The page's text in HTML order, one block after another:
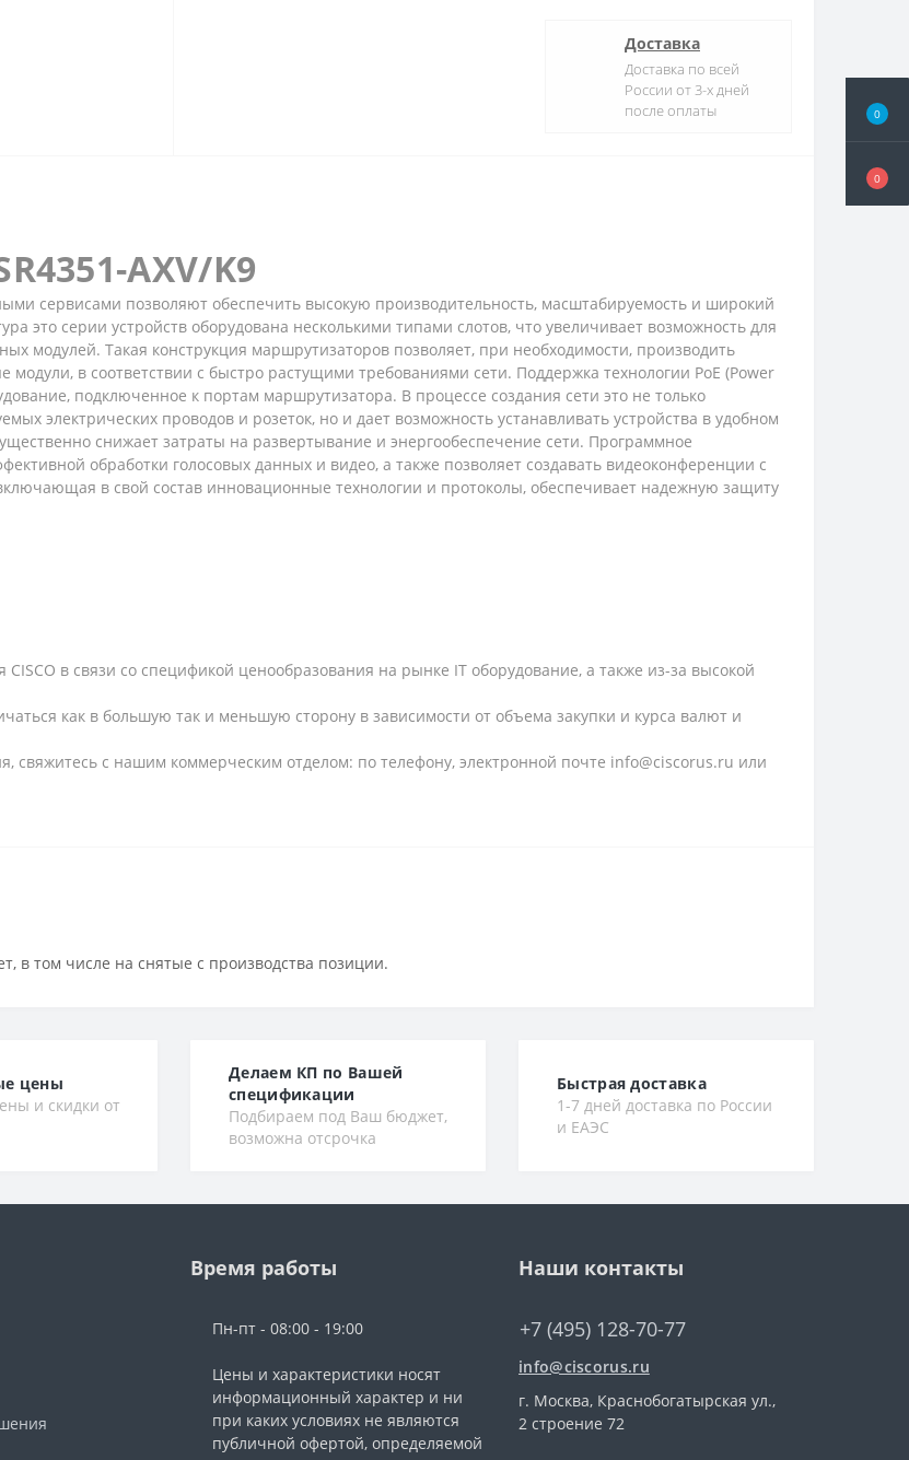
0
0
Доставка
Доставка по всей
России от 3-х дней
после оплаты
AXV/K9
сервисами позволяют обеспечить высокую производительность, масштабируемость и широкий
это серии устройств оборудована несколькими типами слотов, что увеличивает возможность для
модулей. Такая конструкция маршрутизаторов позволяет, при необходимости, производить
в соответствии с быстро растущими требованиями сети. Поддержка технологии PoE (Power
подключенное к портам маршрутизатора. В процессе создания сети это не только
электрических проводов и розеток, но и дает возможность устанавливать устройства в удобном
снижает затраты на развертывание и энергообеспечение сети. Программное
обработки голосовых данных и видео, а также позволяет создавать видеоконференции с
в свой состав инновационные технологии и протоколы, обеспечивает надежную защиту
в связи со спецификой ценообразования на рынке IT оборудование, а также из-за высокой
как в большую так и меньшую сторону в зависимости от объема закупки и курса валют и
свяжитесь с нашим коммерческим отделом: по телефону, электронной почте info@ciscorus.ru или
в том числе на снятые с производства позиции.
цены
и скидки от
Делаем КП по Вашей
спецификации
Подбираем под Ваш бюджет,
возможна отсрочка
Быстрая доставка
1-7 дней доставка по России
и ЕАЭС
Время работы
Пн-пт - 08:00 - 19:00
Цены и характеристики носят
информационный характер и ни
при каких условиях не являются
публичной офертой, определяемой
Наши контакты
+7 (495) 128-70-77
info@ciscorus.ru
г. Москва, Краснобогатырская ул.,
2 строение 72